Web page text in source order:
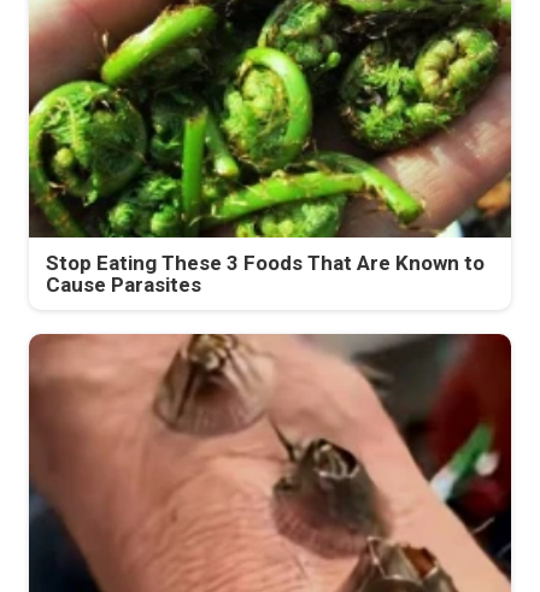
Stop Eating These 3 Foods That Are Known to
Cause Parasites